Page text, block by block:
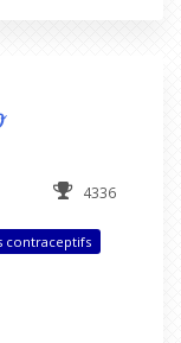
4336
contraceptifs